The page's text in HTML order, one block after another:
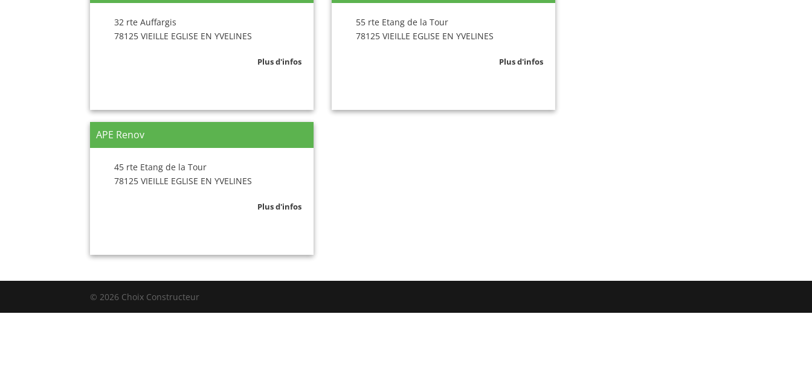
32 rte Auffargis
78125 VIEILLE EGLISE EN YVELINES
Plus d'infos
55 rte Etang de la Tour
78125 VIEILLE EGLISE EN YVELINES
Plus d'infos
APE Renov
45 rte Etang de la Tour
78125 VIEILLE EGLISE EN YVELINES
Plus d'infos
© 2026 Choix Constructeur